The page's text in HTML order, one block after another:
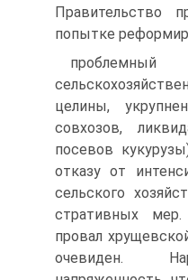
Правительство
попытке
целины,
совхозов,
посевов
отказу от
сельского
стративных
провал
очевиден.